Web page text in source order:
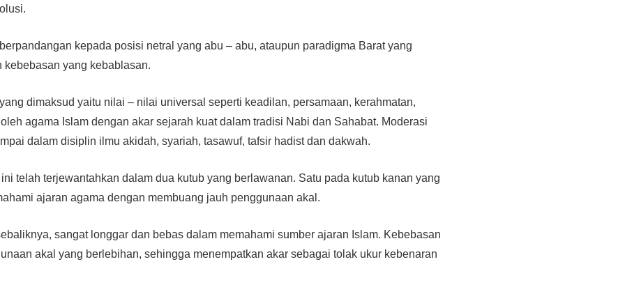
kepada posisi netral yang abu – abu, ataupun paradigma Barat yang
yang kebablasan.
dimaksud yaitu nilai – nilai universal seperti keadilan, persamaan, kerahmatan,
agama Islam dengan akar sejarah kuat dalam tradisi Nabi dan Sahabat. Moderasi
dalam disiplin ilmu akidah, syariah, tasawuf, tafsir hadist dan dakwah.
telah terjewantahkan dalam dua kutub yang berlawanan. Satu pada kutub kanan yang
ajaran agama dengan membuang jauh penggunaan akal.
sangat longgar dan bebas dalam memahami sumber ajaran Islam. Kebebasan
akal yang berlebihan, sehingga menempatkan akar sebagai tolak ukur kebenaran